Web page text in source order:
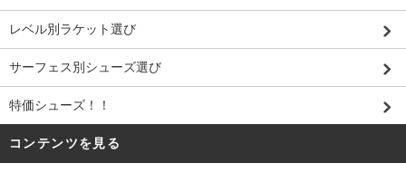
レベル別ラケット選び
サーフェス別シューズ選び
特価シューズ！！
コンテンツを見る